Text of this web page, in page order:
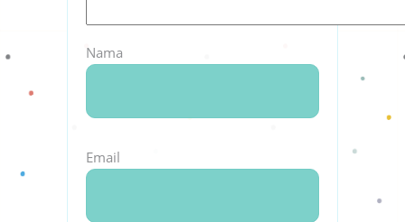
Nama
Email